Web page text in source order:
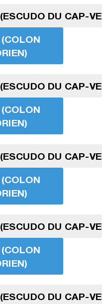
DU CAP-
DU CAP-
DU CAP-
DU CAP-
DU CAP-